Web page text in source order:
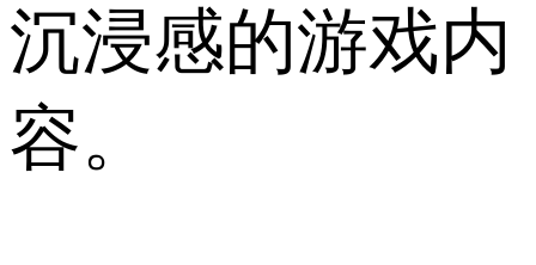
沉浸感的游戏内
容。